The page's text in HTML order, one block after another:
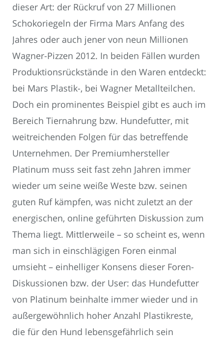
dieser Art: der Rückruf von 27 Millionen
Schokoriegeln der Firma Mars Anfang des
Jahres oder auch jener von neun Millionen
Wagner-Pizzen 2012. In beiden Fällen wurden
Produktionsrückstände in den Waren entdeckt:
bei Mars Plastik-, bei Wagner Metallteilchen.
Doch ein prominentes Beispiel gibt es auch im
Bereich Tiernahrung bzw. Hundefutter, mit
weitreichenden Folgen für das betreffende
Unternehmen. Der Premiumhersteller
Platinum muss seit fast zehn Jahren immer
wieder um seine weiße Weste bzw. seinen
guten Ruf kämpfen, was nicht zuletzt an der
energischen, online geführten Diskussion zum
Thema liegt. Mittlerweile – so scheint es, wenn
man sich in einschlägigen Foren einmal
umsieht – einhelliger Konsens dieser Foren-
Diskussionen bzw. der User: das Hundefutter
von Platinum beinhalte immer wieder und in
außergewöhnlich hoher Anzahl Plastikreste,
die für den Hund lebensgefährlich sein